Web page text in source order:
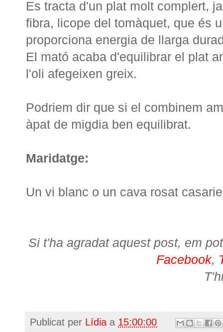
Es tracta d'un plat molt complert,
fibra, licope del tomàquet, que és
proporciona energia de llarga
El mató acaba d'equilibrar el plat
l'oli afegeixen greix.
Podriem dir que si el combinem
àpat de migdia ben equilibrat.
Maridatge:
Un vi blanc o un cava rosat
Si t'ha agradat aquest post, em
Facebook,
Publicat per Lídia a 15:00:00